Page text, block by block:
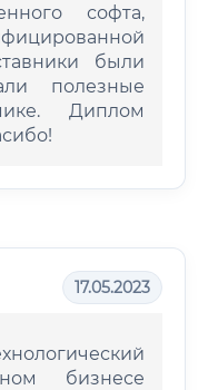
софта,
были
полезные
Диплом
17.05.2023
бизнесе